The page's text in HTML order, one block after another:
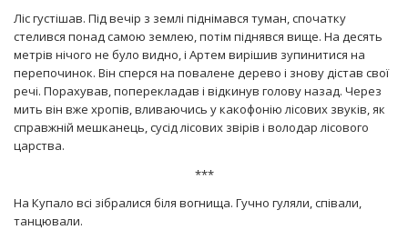
Ліс густішав. Під вечір з землі піднімався туман, спочатку
стелився понад самою землею, потім піднявся вище. На десять
метрів нічого не було видно, і Артем вирішив зупинитися на
перепочинок. Він сперся на повалене дерево і знову дістав свої
речі. Порахував, поперекладав і відкинув голову назад. Через
мить він вже хропів, вливаючись у какофонію лісових звуків, як
справжній мешканець, сусід лісових звірів і володар лісового
царства.
***
На Купало всі зібралися біля вогнища. Гучно гуляли, співали,
танцювали.